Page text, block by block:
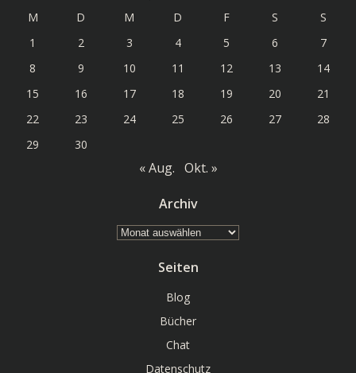
M
D M D F S
S
1
2 3 4 5 6
7
8
9 10 11 12 13
14
15
16 17 18 19 20
21
22
23 24 25 26 27
28
29
30
« Aug. Okt. »
Archiv
Archiv
Seiten
Blog
Bücher
Chat
Datenschutz